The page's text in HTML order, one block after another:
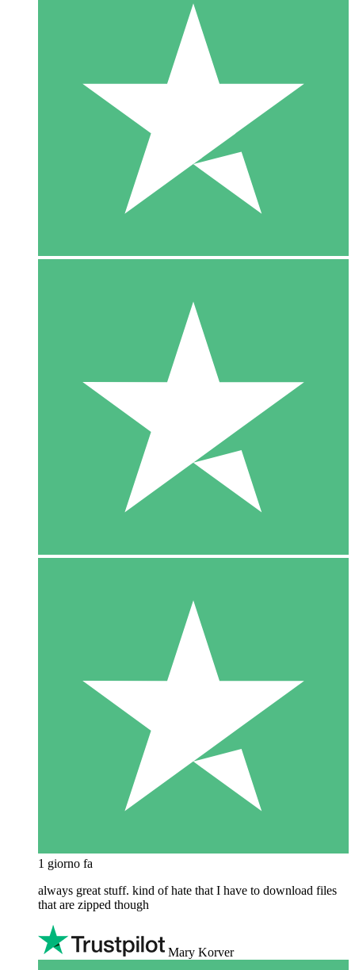
1 giorno fa
always great stuff. kind of hate that I have to download files
that are zipped though
Mary Korver